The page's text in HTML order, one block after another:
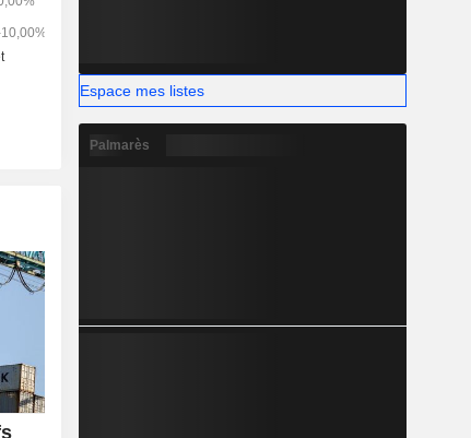
Espace mes listes
Palmarès